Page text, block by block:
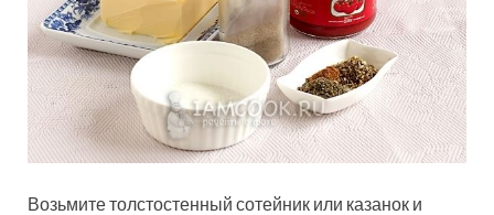
Возьмите толстостенный сотейник или казанок и